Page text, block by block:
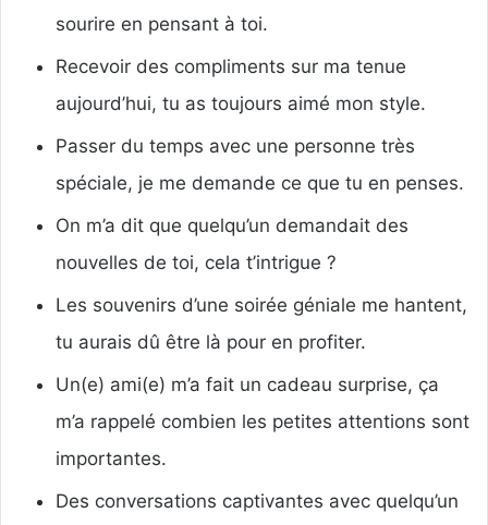
sourire en pensant à toi.
Recevoir des compliments sur ma tenue
aujourd’hui, tu as toujours aimé mon style.
Passer du temps avec une personne très
spéciale, je me demande ce que tu en penses.
On m’a dit que quelqu’un demandait des
nouvelles de toi, cela t’intrigue ?
Les souvenirs d’une soirée géniale me hantent,
tu aurais dû être là pour en profiter.
Un(e) ami(e) m’a fait un cadeau surprise, ça
m’a rappelé combien les petites attentions sont
importantes.
Des conversations captivantes avec quelqu’un